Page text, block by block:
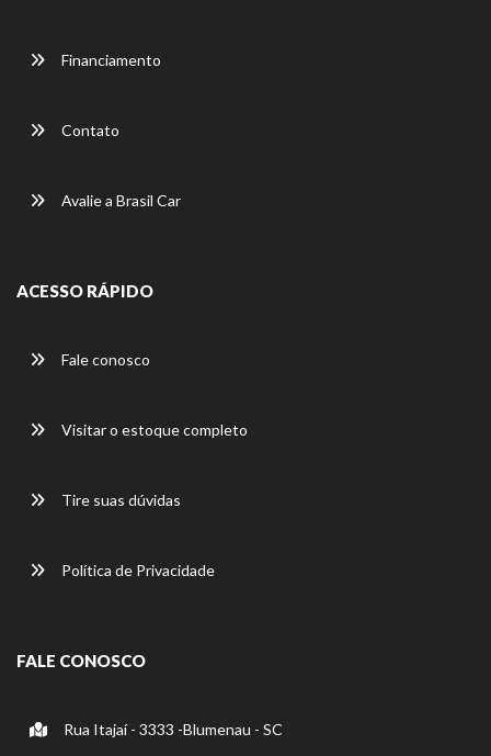
Financiamento
Contato
Avalie a Brasil Car
ACESSO RÁPIDO
Fale conosco
Visitar o estoque completo
Tire suas dúvidas
Política de Privacidade
FALE CONOSCO
Rua Itajaí - 3333 -Blumenau - SC